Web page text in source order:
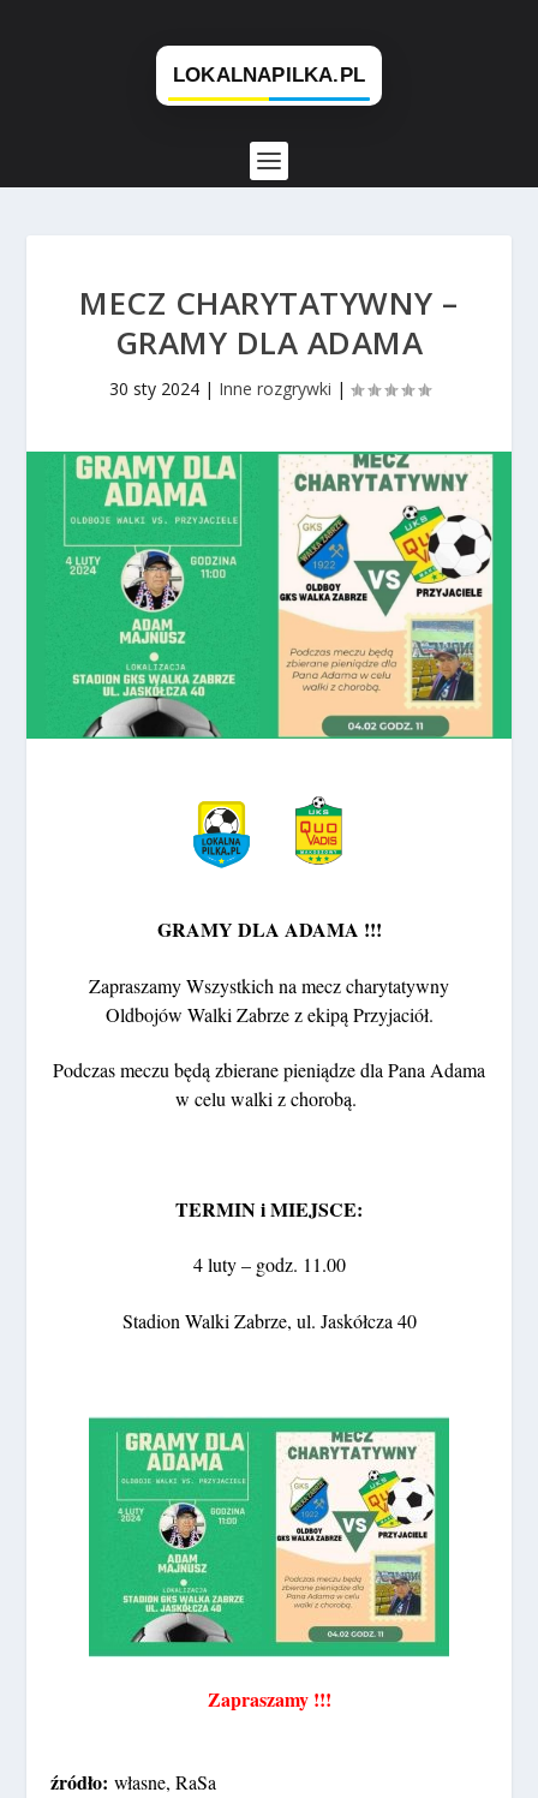
MECZ CHARYTATYWNY –
GRAMY DLA ADAMA
30 sty 2024| Inne rozgrywki |
GRAMY DLA ADAMA !!!
Zapraszamy Wszystkich na mecz charytatywny
Oldbojów Walki Zabrze z ekipą Przyjaciół.
Podczas meczu będą zbierane pieniądze dla Pana Adama
w celu walki z chorobą.
TERMIN i MIEJSCE:
4 luty – godz. 11.00
Stadion Walki Zabrze, ul. Jaskółcza 40
Zapraszamy !!!
źródło:własne, RaSa